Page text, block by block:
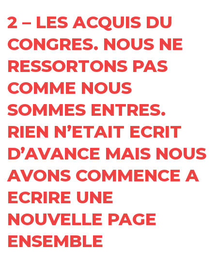
2 – LES ACQUIS DU
CONGRES. NOUS NE
RESSORTONS PAS
COMME NOUS
SOMMES ENTRES.
RIEN N’ETAIT ECRIT
D’AVANCE MAIS NOUS
AVONS COMMENCE A
ECRIRE UNE
NOUVELLE PAGE
ENSEMBLE